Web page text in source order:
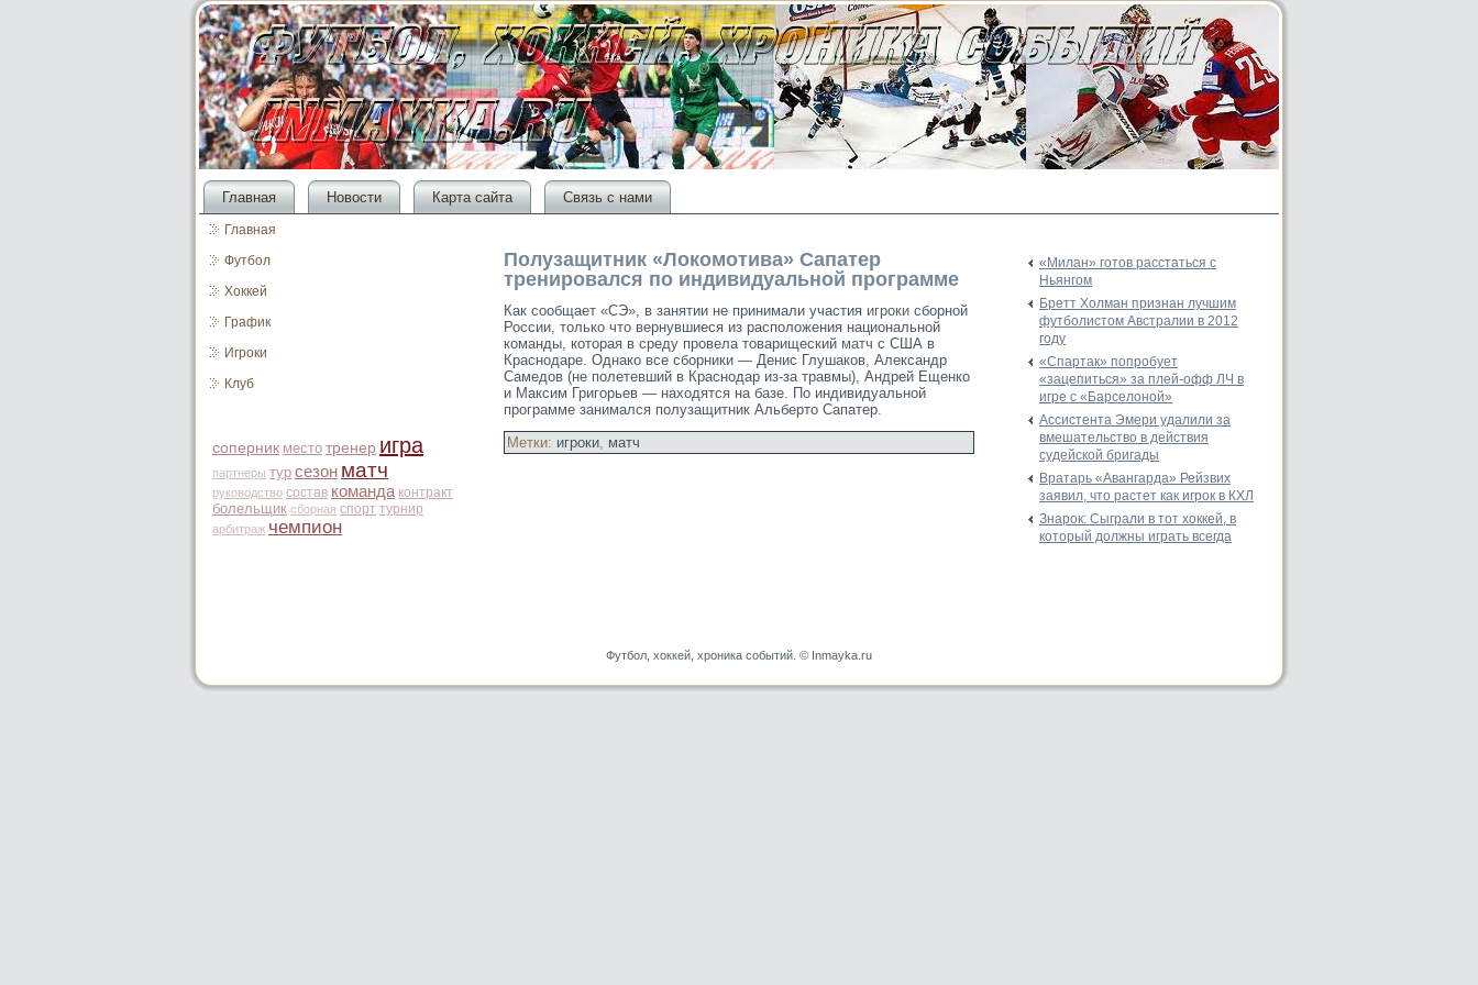
Главная Новости Карта сайта Связь с нами
Главная
Футбол
Хоккей
График
Игроки
Клуб
соперник место тренер игра
партнеры тур сезон матч
руководство состав команда контракт
болельщик сборная спорт турнир
арбитраж чемпион
Полузащитник «Локомотива» Сапатер
тренировался по индивидуальной программе
Как сообщает «СЭ», в занятии не принимали участия игроки сборной
России, только что вернувшиеся из расположения национальной
команды, которая в среду провела товарищеский матч с США в
Краснодаре. Однако все сборники — Денис Глушаков, Александр
Самедов (не полетевший в Краснодар из-за травмы), Андрей Ещенко
и Максим Григорьев — находятся на базе. По индивидуальной
программе занимался полузащитник Альберто Сапатер.
Метки: игроки, матч
«Милан» готов расстаться с
Ньянгом
Бретт Холман признан лучшим
футболистом Австралии в 2012
году
«Спартак» попробует
«зацепиться» за плей-офф ЛЧ в
игре с «Барселоной»
Ассистента Эмери удалили за
вмешательство в действия
судейской бригады
Вратарь «Авангарда» Рейзвих
заявил, что растет как игрок в КХЛ
Знарок: Сыграли в тот хоккей, в
который должны играть всегда
Футбол, хоккей, хроника событий. © Inmayka.ru